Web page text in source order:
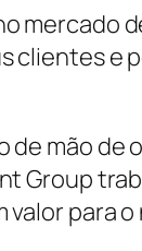
mercado
clientes e
mão de
Group
para